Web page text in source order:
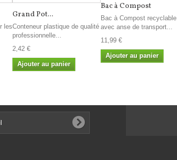
les
Grand Pot...
Conteneur plastique de qualité
professionnelle...
2,42 €
Ajouter au panier
Bac à Compost
Bac à Compost recyclable
avec anse de transport...
11,99 €
Ajouter au panier